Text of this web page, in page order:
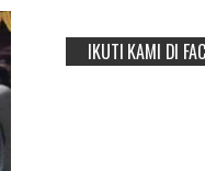
IKUTI KAMI DI